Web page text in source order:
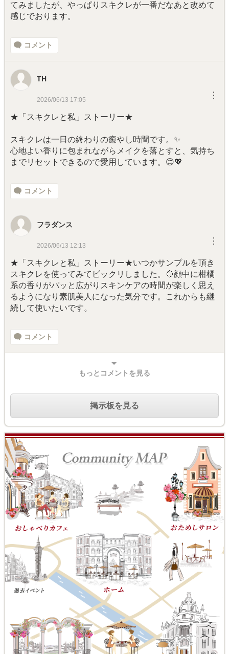
てみましたが、やっぱりスキクレが一番だなあと改めて
感じでおります。
コメント
TH
2026/06/13 17:05 ︙
★「スキクレと私」ストーリー★
スキクレは一日の終わりの癒やし時間です。✨
心地よい香りに包まれながらメイクを落とすと、気持ち
までリセットできるので愛用しています。😊💖
コメント
フラダンス
2026/06/13 12:13 ︙
★「スキクレと私」ストーリー★いつかサンプルを頂き
スキクレを使ってみてビックリしました。🍋顔中に柑橘
系の香りがパッと広がりスキンケアの時間が楽しく思え
るようになり素肌美人になった気分です。これからも継
続して使いたいです。
コメント
もっとコメントを見る
掲示板を見る